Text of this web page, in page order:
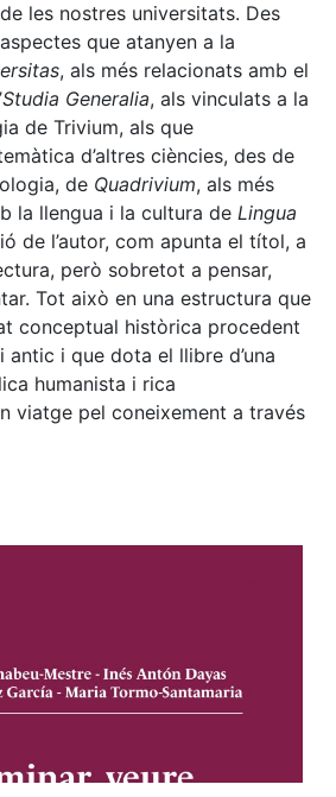
les nostres universitats. Des
que atanyen a la
, als més relacionats amb el
Studia Generalia, als vinculats a la
de Trivium, als que
d’altres ciències, des de
de Quadrivium, als més
la llengua i la cultura de Lingua
de l’autor, com apunta el títol, a
però sobretot a pensar,
Tot això en una estructura que
conceptual històrica procedent
i que dota el llibre d’una
humanista i rica
viatge pel coneixement a través